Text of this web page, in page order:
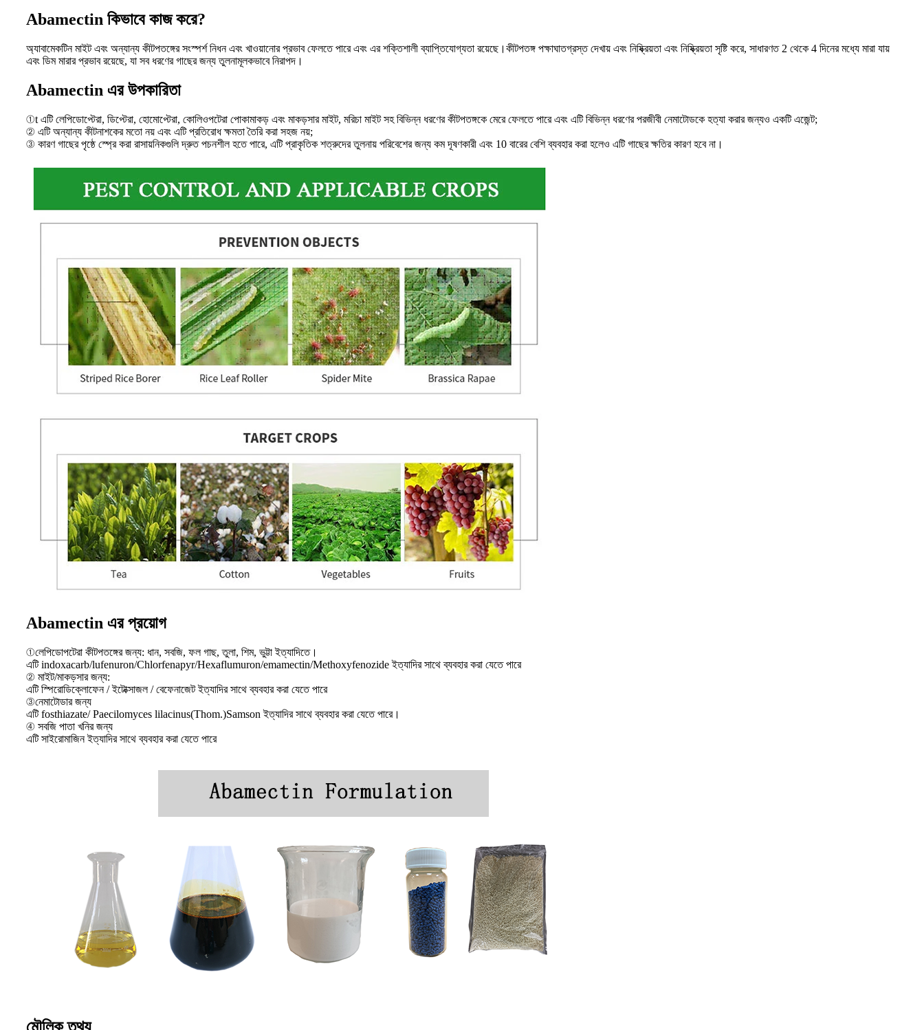
Abamectin কিভাবে কাজ করে?
অ্যাবামেকটিন মাইট এবং অন্যান্য কীটপতঙ্গের সংস্পর্শ নিধন এবং খাওয়ানোর প্রভাব ফেলতে পারে এবং এর শক্তিশালী ব্যাপ্তিযোগ্যতা রয়েছে।কীটপতঙ্গ পক্ষাঘাতগ্রস্ত দেখায় এবং নিষ্ক্রিয়তা এবং নিষ্ক্রিয়তা সৃষ্টি করে, সাধারণত 2 থেকে 4 দিনের মধ্যে মারা যায়
এবং ডিম মারার প্রভাব রয়েছে, যা সব ধরণের গাছের জন্য তুলনামূলকভাবে নিরাপদ।
Abamectin এর উপকারিতা
①t এটি লেপিডোপ্টেরা, ডিপ্টেরা, হোমোপ্টেরা, কোলিওপটেরা পোকামাকড় এবং মাকড়সার মাইট, মরিচা মাইট সহ বিভিন্ন ধরণের কীটপতঙ্গকে মেরে ফেলতে পারে এবং এটি বিভিন্ন ধরণের পরজীবী নেমাটোডকে হত্যা করার জন্যও একটি এজেন্ট;
② এটি অন্যান্য কীটনাশকের মতো নয় এবং এটি প্রতিরোধ ক্ষমতা তৈরি করা সহজ নয়;
③ কারণ গাছের পৃষ্ঠে স্প্রে করা রাসায়নিকগুলি দ্রুত পচনশীল হতে পারে, এটি প্রাকৃতিক শত্রুদের তুলনায় পরিবেশের জন্য কম দূষণকারী এবং 10 বারের বেশি ব্যবহার করা হলেও এটি গাছের ক্ষতির কারণ হবে না।
Abamectin এর প্রয়োগ
①লেপিডোপটেরা কীটপতঙ্গের জন্য: ধান, সবজি, ফল গাছ, তুলা, শিম, ভুট্টা ইত্যাদিতে।
এটি indoxacarb/lufenuron/Chlorfenapyr/Hexaflumuron/emamectin/Methoxyfenozide ইত্যাদির সাথে ব্যবহার করা যেতে পারে
② মাইট/মাকড়সার জন্য:
এটি স্পিরোডিক্লোফেন / ইটোক্সাজল / বেফেনাজেট ইত্যাদির সাথে ব্যবহার করা যেতে পারে
③নেমাটোডার জন্য
এটি fosthiazate/ Paecilomyces lilacinus(Thom.)Samson ইত্যাদির সাথে ব্যবহার করা যেতে পারে।
④ সবজি পাতা খনির জন্য
এটি সাইরোমাজিন ইত্যাদির সাথে ব্যবহার করা যেতে পারে
মৌলিক তথ্য